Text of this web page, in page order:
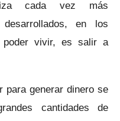
cada vez más
en los
poder vivir, es salir a
para generar dinero se
cantidades de